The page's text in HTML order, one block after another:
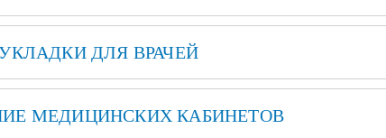
ДЛЯ ВРАЧЕЙ
МЕДИЦИНСКИХ КАБИНЕТОВ